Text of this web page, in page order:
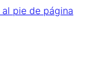
al pie de página